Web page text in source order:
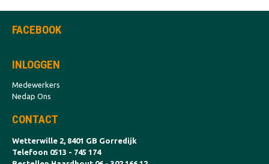
FACEBOOK
INLOGGEN
Medewerkers
Nedap Ons
CONTACT
Wetterwille 2, 8401 GB Gorredijk
Telefoon 0513 - 745 174